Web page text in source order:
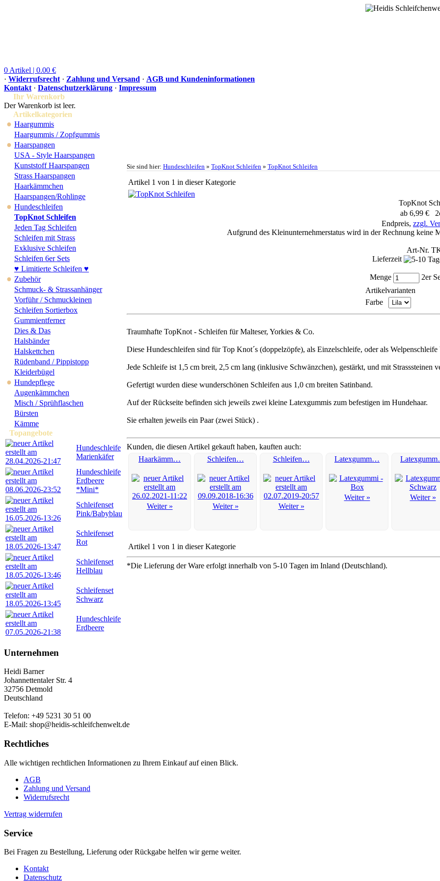
0 Artikel | 0.00 €
· Widerrufsrecht · Zahlung und Versand · AGB und Kundeninformationen
Kontakt · Datenschutzerklärung · Impressum
Ihr Warenkorb
Der Warenkorb ist leer.
Artikelkategorien
● Haargummis
Haargummis / Zopfgummis
● Haarspangen
USA - Style Haarspangen
Kunststoff Haarspangen
Strass Haarspangen
Haarkämmchen
Haarspangen/Rohlinge
● Hundeschleifen
TopKnot Schleifen
Jeden Tag Schleifen
Schleifen mit Strass
Exklusive Schleifen
Schleifen 6er Sets
♥ Limitierte Schleifen ♥
● Zubehör
Schmuck- & Strassanhänger
Vorführ / Schmuckleinen
Schleifen Sortierbox
Gummientferner
Dies & Das
Halsbänder
Halskettchen
Rüdenband / Pippistopp
Kleiderbügel
● Hundepflege
Augenkämmchen
Misch / Sprühflaschen
Bürsten
Kämme
Topangebote
Hundeschleife
Marienkäfer
Hundeschleife
Erdbeere
*Mini*
Schleifenset
Pink/Babyblau
Schleifenset
Rot
Schleifenset
Hellblau
Schleifenset
Schwarz
Hundeschleife
Erdbeere
Sie sind hier: Hundeschleifen » TopKnot Schleifen » TopKnot Schleifen
Artikel 1 von 1 in dieser Kategorie
TopKnot
ab 6,99 €
Endpreis, zzgl.
Aufgrund des Kleinunternehmerstatus wird in der Rechnung keine
Art-Nr.
Lieferzeit
Menge
2er
Artikelvarianten
Farbe
Traumhafte TopKnot - Schleifen für Malteser, Yorkies & Co.
Diese Hundeschleifen sind für Top Knot´s (doppelzöpfe), als Einzelschleife, oder als Welpenschleife
Jede Schleife ist 1,5 cm breit, 2,5 cm lang (inklusive Schwänzchen), gestärkt, und mit Strasssteinen
Gefertigt wurden diese wunderschönen Schleifen aus 1,0 cm breiten Satinband.
Auf der Rückseite befinden sich jeweils zwei kleine Latexgummis zum befestigen im Hundehaar.
Sie erhalten jeweils ein Paar (zwei Stück) .
Kunden, die diesen Artikel gekauft haben, kauften auch:
Haarkämm…
Weiter »
Schleifen…
Weiter »
Schleifen…
Weiter »
Latexgumm…
Weiter » Weiter »
Artikel 1 von 1 in dieser Kategorie
*Die Lieferung der Ware erfolgt innerhalb von 5-10 Tagen im Inland (Deutschland).
Unternehmen
Heidi Barner
Johannettentaler Str. 4
32756 Detmold
Deutschland
Telefon: +49 5231 30 51 00
E-Mail: shop@heidis-schleifchenwelt.de
Rechtliches
Alle wichtigen rechtlichen Informationen zu Ihrem Einkauf auf einen Blick.
AGB
Zahlung und Versand
Widerrufsrecht
Vertrag widerrufen
Service
Bei Fragen zu Bestellung, Lieferung oder Rückgabe helfen wir gerne weiter.
Kontakt
Datenschutz